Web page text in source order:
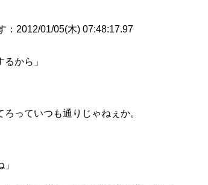
：2012/01/05(木) 07:48:17.97
から」
っていつも通りじゃねぇか。